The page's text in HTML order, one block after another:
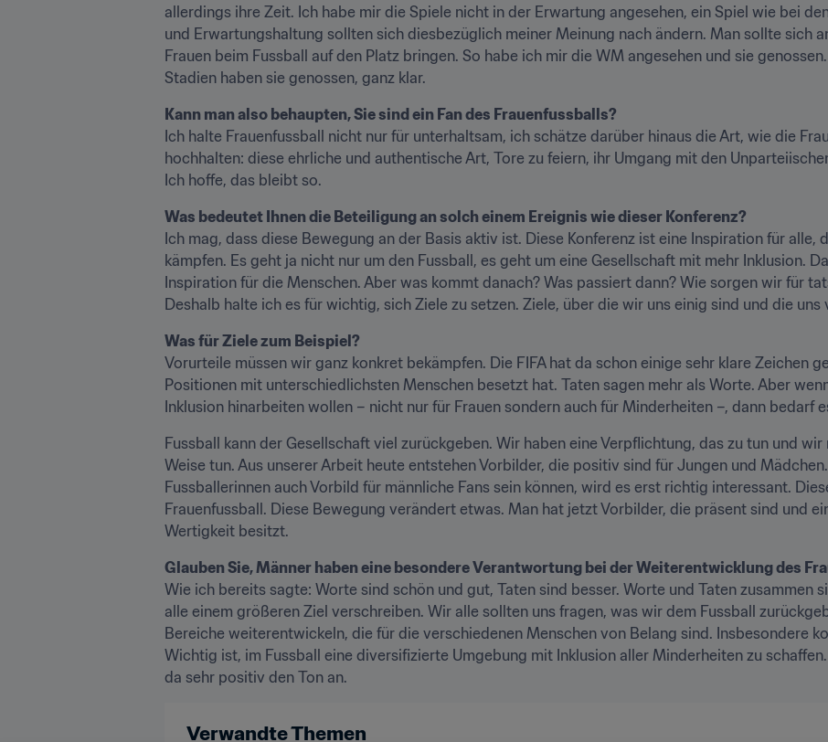
allerdings ihre Zeit. Ich habe mir die Spiele nicht in der Erwartung angesehen, ein Spiel wie bei
und Erwartungshaltung sollten sich diesbezüglich meiner Meinung nach ändern. Man sollte sich
Frauen beim Fussball auf den Platz bringen. So habe ich mir die WM angesehen und sie
Stadien haben sie genossen, ganz klar.
Kann man also behaupten, Sie sind ein Fan des Frauenfussballs?
Ich halte Frauenfussball nicht nur für unterhaltsam, ich schätze darüber hinaus die Art, wie die
hochhalten: diese ehrliche und authentische Art, Tore zu feiern, ihr Umgang mit den
Ich hoffe, das bleibt so.
Was bedeutet Ihnen die Beteiligung an solch einem Ereignis wie dieser Konferenz?
Ich mag, dass diese Bewegung an der Basis aktiv ist. Diese Konferenz ist eine Inspiration für alle,
kämpfen. Es geht ja nicht nur um den Fussball, es geht um eine Gesellschaft mit mehr Inklusion.
Inspiration für die Menschen. Aber was kommt danach? Was passiert dann? Wie sorgen wir für
Deshalb halte ich es für wichtig, sich Ziele zu setzen. Ziele, über die wir uns einig sind und die uns
Was für Ziele zum Beispiel?
Vorurteile müssen wir ganz konkret bekämpfen. Die FIFA hat da schon einige sehr klare Zeichen
Positionen mit unterschiedlichsten Menschen besetzt hat. Taten sagen mehr als Worte. Aber
Inklusion hinarbeiten wollen – nicht nur für Frauen sondern auch für Minderheiten –, dann bedarf
Fussball kann der Gesellschaft viel zurückgeben. Wir haben eine Verpflichtung, das zu tun und
Weise tun. Aus unserer Arbeit heute entstehen Vorbilder, die positiv sind für Jungen und
Fussballerinnen auch Vorbild für männliche Fans sein können, wird es erst richtig interessant.
Frauenfussball. Diese Bewegung verändert etwas. Man hat jetzt Vorbilder, die präsent sind und
Wertigkeit besitzt.
Glauben Sie, Männer haben eine besondere Verantwortung bei der Weiterentwicklung des
Wie ich bereits sagte: Worte sind schön und gut, Taten sind besser. Worte und Taten zusammen
alle einem größeren Ziel verschreiben. Wir alle sollten uns fragen, was wir dem Fussball
Bereiche weiterentwickeln, die für die verschiedenen Menschen von Belang sind. Insbesondere
Wichtig ist, im Fussball eine diversifizierte Umgebung mit Inklusion aller Minderheiten zu
da sehr positiv den Ton an.
Verwandte Themen